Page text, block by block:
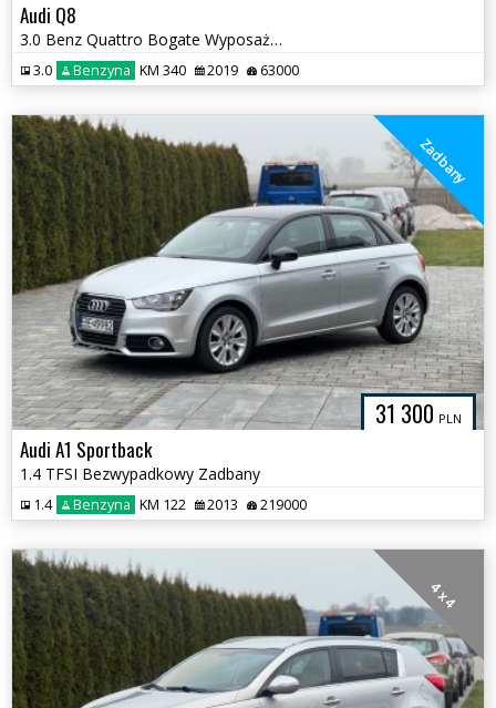
Audi Q8
3.0 Benz Quattro Bogate Wyposażenie
3.0 Benzyna KM 340 2019 63000
31 300 PLN
Zadbany
Audi A1 Sportback
1.4 TFSI Bezwypadkowy Zadbany
1.4 Benzyna KM 122 2013 219000
4 x 4